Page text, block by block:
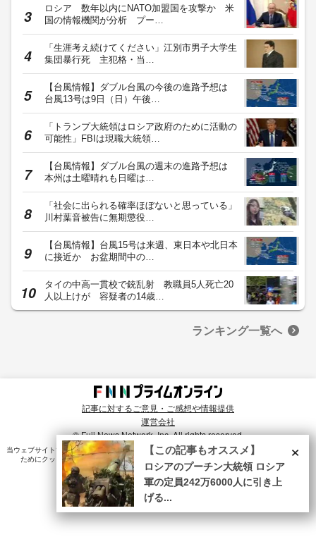
ロシア 数年以内にNATO加盟国を攻撃か 米
国の情報機関が分析 プー…
「生涯考え続けてください」江別市男子大学生
集団暴行死 主犯格・当…
【台風情報】ダブル台風の今後の進路予想は
台風13号は9日（日）午後…
「トランプ大統領はロシア政府のために活動の
可能性」FBIは現職大統領…
【台風情報】ダブル台風の週末の進路予想は
本州は土曜晴れも日曜は…
「社会に出られる確率ほぼないと思っている」
川村葉音被告に無期懲役…
【台風情報】台風15号は来週、東日本や北日本
に接近か お盆期間中の…
タイの中高一貫校で銃乱射 教職員5人死亡20
人以上けが 容疑者の14歳…
ランキング一覧へ
記事に対するご意見・ご感想や情報提供
運営会社
© Fuji News Network, Inc. All rights reserved.
当ウェブサイトでは、ユーザのニーズ・興味・関⼼に合致したコンテンツや広告配信を提供する
ためにクッキーを使⽤しています。詳細は、
プライバシーポリシー をご確認ください。×
【この記事もオススメ】
ロシアのプーチン大統領 ロシア
軍の定員242万6000人に引き上
げる...